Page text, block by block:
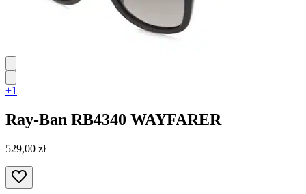
+1
Ray-Ban RB4340 WAYFARER
529,00 zł